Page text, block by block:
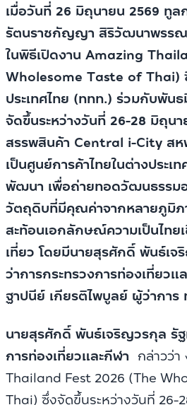
เมื่อวันที่ 26 มิถุนายน 2569 ทู
รัตนราชกัญญา สิริวัฒนาพรรณ
ในพิธีเปิดงาน Amazing
Wholesome Taste of Thai)
ประเทศไทย (ททท.) ร่วมกับพัน
จัดขึ้นระหว่างวันที่ 26-28 มิถุน
สรรพสินค้า Central i-City สห
เป็นศูนย์การค้าไทยในต่างประเ
พัฒนา เพื่อถ่ายทอดวัฒนธรรม
วัตถุดิบที่มีคุณค่าจากหลายภูมิภ
สะท้อนเอกลักษณ์ความเป็นไทย
เที่ยว โดยมีนายสุรศักดิ์ พันธ์เ
ว่าการกระทรวงการท่องเที่ยวแ
ฐาปนีย์ เกียรติไพบูลย์ ผู้ว่าการ
นายสุรศักดิ์ พันธ์เจริญวรกุล รั
การท่องเที่ยวและกีฬา กล่าวว่า
Thailand Fest 2026 (The
Thai) ซึ่งจัดขึ้นระหว่างวันที่